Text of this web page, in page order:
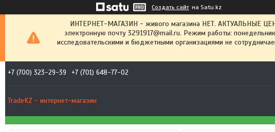
Создать сайт на Satu.kz
ИНТЕРНЕТ-МАГАЗИН - живого магазина НЕТ. АКТУАЛЬНЫЕ
электронную почту 3291917@mail.ru. Режим работы:
исследовательскими и бюджетными организациями не
+7 (700) 323-29-39 +7 (701) 648-77-02
TradeKZ - интернет-магазин